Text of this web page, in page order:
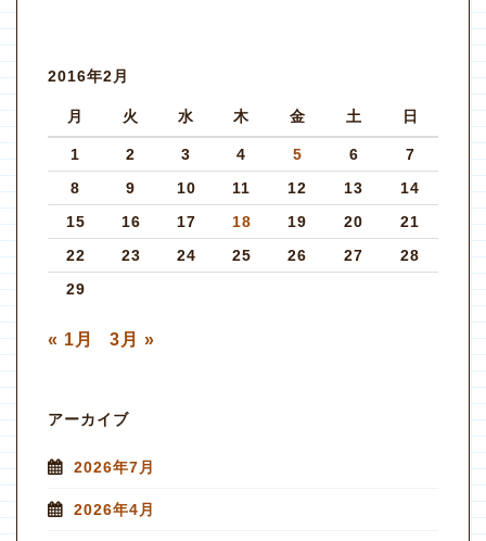
2016年2月
月 火 水 木 金 土 日
1 2 3 4 5 6
7
8
9 10 11 12 13
14
15
16 17 18 19 20
21
22
23 24 25 26 27
28
29
« 1月 3月 »
アーカイブ
2026年7月
2026年4月